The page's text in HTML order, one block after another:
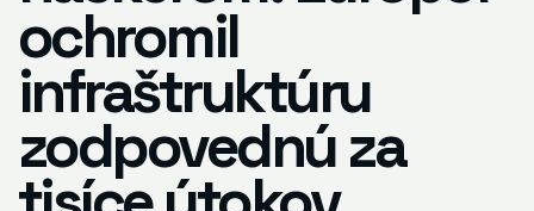
ochromil
infraštruktúru
zodpovednú za